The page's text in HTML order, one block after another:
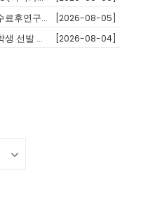
2026학년도 제2학기 대학원 수료후연구생 등록 안내 [2026-08-05]
2026학년도 제2학기 교내 장학생 선발 안내 [2026-08-04]